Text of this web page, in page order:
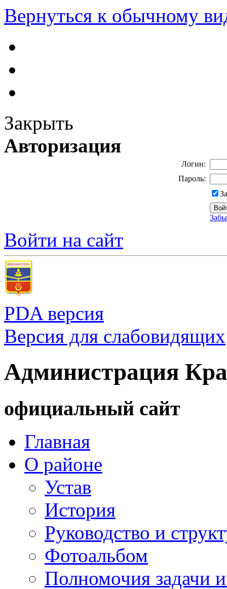
Вернуться к обычному
Закрыть
Авторизация
Логин:
Пароль:
Войти на сайт
PDA версия
Версия для слабовидящих
Администрация
официальный сайт
Главная
О районе
Устав
История
Руководство и
Фотоальбом
Полномочия задачи